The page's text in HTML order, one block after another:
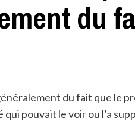
du
du fait que le
pouvait le voir ou l’a